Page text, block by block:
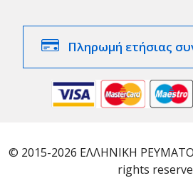
Πληρωμή ετήσιας
© 2015-2026 ΕΛΛΗΝΙΚΗ
rights